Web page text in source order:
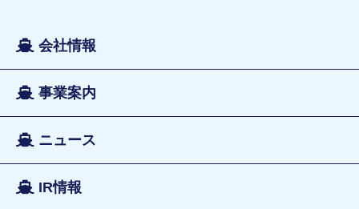
会社情報
事業案内
ニュース
IR情報